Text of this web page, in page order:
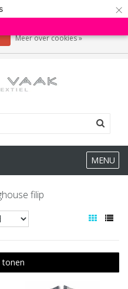
×
MENU
filip
tonen
te verbeteren. Is dat akkoord?
Meer over cookies »